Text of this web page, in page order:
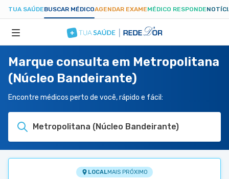
TUA SAÚDEBUSCAR MÉDICOAGENDAR EXAMEMÉDICO RESPONDE
ESPECIALIDADES
HOSPITAIS
TUASAUDE.COM
Marque consulta em Metropolitana
(Núcleo Bandeirante)
Encontre médicos perto de você, rápido e fácil:
Metropolitana (Núcleo Bandeirante)
LOCALMAIS PRÓXIMO